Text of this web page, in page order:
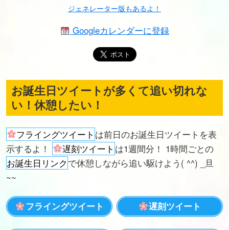
ジェネレーター版もあるよ！
Googleカレンダーに登録
お誕生日ツイートが多くて追い切れな
い！休憩したい！
フライングツイート は前日のお誕生日ツイートを表
示するよ！
遅刻ツイート は1週間分！ 1時間ごとの
お誕生日リンク で休憩しながら追い駆けよう( ^^) _旦
~~
フライングツイート 遅刻ツイート